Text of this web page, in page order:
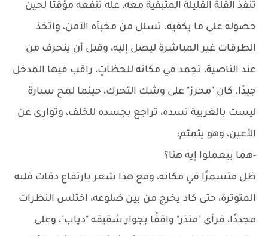
تنفذ القلة القليلة المتبقية معه، عله تنفعه مؤقتًا لحين
حصوله على ما يكفيه. تسلل من مخبأه الآمن، واتخذ
الطرقات غير المباشرة ليصل إليه، وقبل أن ينحرف من
عند الناصية، تجمد في مكانه للحظاتٍ، راقب فيها المدخل
جيدًا. كان "محرز" على وشك التحرك، حينما لمح سيارة
ليست بالغريبة تسده، تراجع بجسده للخلف، وتوارى عن
الأعين، وهو يتمتم:
-هما بيعملوا إيه هنا؟
ظل متسمرًا في مكانه، ومع هذا شعر بارتفاع دقات قلبه
المتوترة، حتى كاد يخرج من بين ضلوعه، اختلس النظرات
مجددًا، فرأى "منذر" واقفًا بجوار شقيقه "دياب"، وعلى